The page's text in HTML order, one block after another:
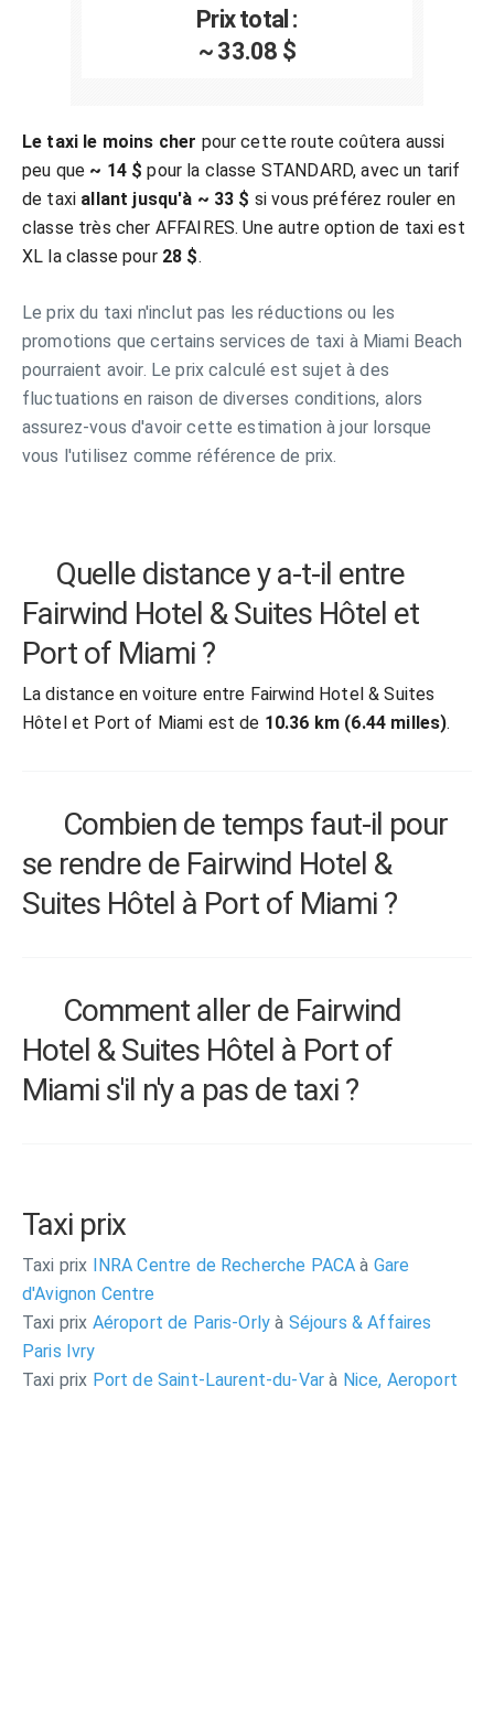
Prix total :
~ 33.08 $
Le taxi le moins cher pour cette route coûtera aussi
peu que ~ 14 $ pour la classe STANDARD, avec un tarif
de taxi allant jusqu'à ~ 33 $ si vous préférez rouler en
classe très cher AFFAIRES. Une autre option de taxi est
XL la classe pour 28 $.
Le prix du taxi n'inclut pas les réductions ou les
promotions que certains services de taxi à Miami Beach
pourraient avoir. Le prix calculé est sujet à des
fluctuations en raison de diverses conditions, alors
assurez-vous d'avoir cette estimation à jour lorsque
vous l'utilisez comme référence de prix.
Quelle distance y a-t-il entre
Fairwind Hotel & Suites Hôtel et
Port of Miami ?
La distance en voiture entre Fairwind Hotel & Suites
Hôtel et Port of Miami est de 10.36 km (6.44 milles).
Combien de temps faut-il pour
se rendre de Fairwind Hotel &
Suites Hôtel à Port of Miami ?
Comment aller de Fairwind
Hotel & Suites Hôtel à Port of
Miami s'il n'y a pas de taxi ?
Taxi prix
Taxi prix INRA Centre de Recherche PACAà Gare
d'Avignon Centre
Taxi prix Aéroport de Paris-Orlyà Séjours & Affaires
Paris Ivry
Taxi prix Port de Saint-Laurent-du-Varà Nice, Aeroport